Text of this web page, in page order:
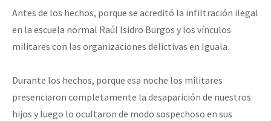
Antes de los hechos, porque se acreditó la infiltración ilegal
en la escuela normal Raúl Isidro Burgos y los vínculos
militares con las organizaciones delictivas en Iguala.
Durante los hechos, porque esa noche los militares
presenciaron completamente la desaparición de nuestros
hijos y luego lo ocultaron de modo sospechoso en sus